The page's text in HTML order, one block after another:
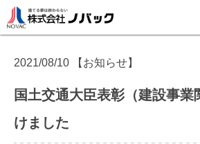
トピックス
2021/08/10 【お知らせ】
国土交通大臣表彰（建設事業
けました